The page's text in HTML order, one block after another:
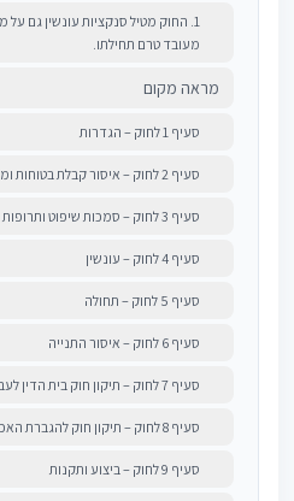
1. החוק מטיל סנקציות עונשין גם
מעובד טרם תחילתו.
מראה מקום
סעיף 1 לחוק – הגדרות
סעיף 2 לחוק – איסור קבלת בטוחות ומימושן
סעיף 3 לחוק – סמכות שיפוט ותרופות
סעיף 4 לחוק – עונשין
סעיף 5 לחוק – תחולה
סעיף 6 לחוק – איסור התנייה
סעיף 7 לחוק – תיקון חוק בית הדין לעבודה
סעיף 8 לחוק – תיקון חוק להגברת האכיפה של דיני העבודה
סעיף 9 לחוק – ביצוע ותקנות